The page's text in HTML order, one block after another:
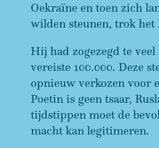
Oekraïne en toen zich
wilden steunen, trok
Hij had zogezegd te
vereiste 100.000. Deze
opnieuw verkozen voor
Poetin is geen tsaar,
tijdstippen moet de
macht kan legitimeren.